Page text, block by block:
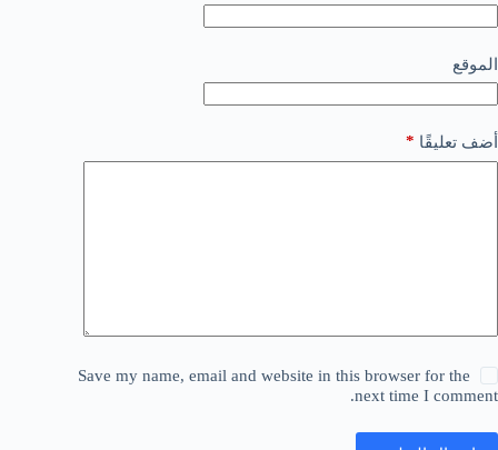
الموقع
أضف تعليقًا *
Save my name, email and website in this browser for the
next time I comment.